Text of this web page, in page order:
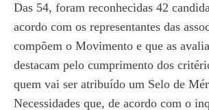
Das 54, foram reconhecidas 42
acordo com os representantes das
compõem o Movimento e que as
destacam pelo cumprimento dos
quem vai ser atribuído um Selo de
Necessidades que, de acordo com o